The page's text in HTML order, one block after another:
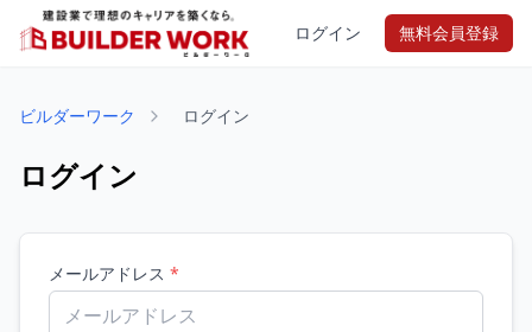
ログイン 無料会員登録
ビルダーワーク ログイン
ログイン
メールアドレス *